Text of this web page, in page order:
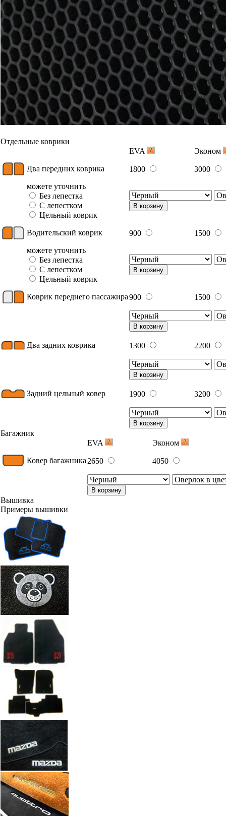
Отдельные коврики
EVA
Эконом
Два передних коврика 1800
3000
можете уточнить
Без лепестка
С лепестком
Цельный коврик
В корзину
Водительский коврик 900
1500
можете уточнить
Без лепестка
С лепестком
Цельный коврик
В корзину
Коврик переднего пассажира900 1500
В корзину
Два задних коврика 1300 2200
В корзину
Задний цельный ковер 1900 3200
В корзину
Багажник
EVA
Эконом
Ковер багажника 2650 4050
В корзину
Вышивка
Примеры вышивки